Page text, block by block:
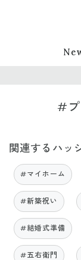
#プ
関連するハッ
#マイホーム
#新築祝い
#結婚式準備
#五右衛門